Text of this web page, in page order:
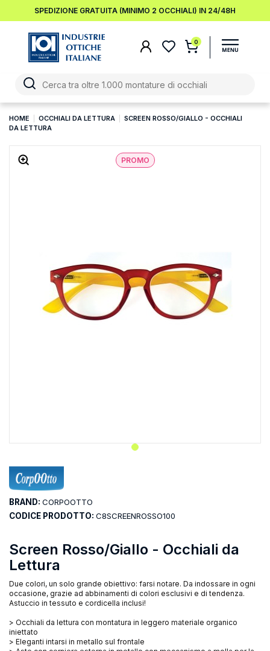
SPEDIZIONE GRATUITA (MINIMO 2 OCCHIALI) IN 24/48H
0
HOME OCCHIALI DA LETTURA
SCREEN ROSSO/GIALLO - OCCHIALI
DA LETTURA
PROMO
Screen Rosso/Giallo - Occhiali da
Lettura
Due colori, un solo grande obiettivo: farsi notare. Da indossare in ogni
occasione, grazie ad abbinamenti di colori esclusivi e di tendenza.
Astuccio in tessuto e cordicella inclusi!
> Occhiali da lettura con montatura in leggero materiale organico
iniettato
> Eleganti intarsi in metallo sul frontale
BRAND: CORPOOTTO
CODICE PRODOTTO: C8SCREENROSSO100